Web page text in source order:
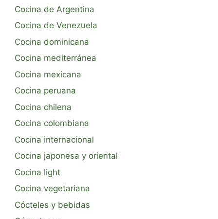
Cocina de Argentina
Cocina de Venezuela
Cocina dominicana
Cocina mediterránea
Cocina mexicana
Cocina peruana
Cocina chilena
Cocina colombiana
Cocina internacional
Cocina japonesa y oriental
Cocina light
Cocina vegetariana
Cócteles y bebidas